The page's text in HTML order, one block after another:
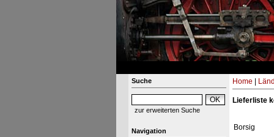
Suche
zur erweiterten Suche
Navigation
Home
Lieferliste
Borsig